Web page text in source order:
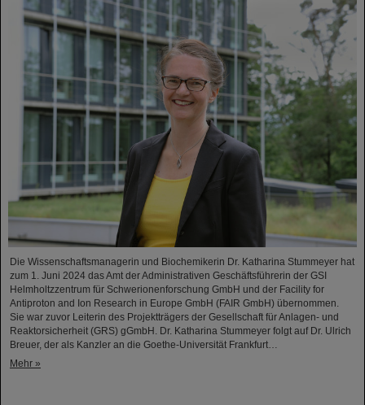
Die Wissenschaftsmanagerin und Biochemikerin Dr. Katharina Stummeyer hat
zum 1. Juni 2024 das Amt der Administrativen Geschäftsführerin der GSI
Helmholtzzentrum für Schwerionenforschung GmbH und der Facility for
Antiproton and Ion Research in Europe GmbH (FAIR GmbH) übernommen.
Sie war zuvor Leiterin des Projektträgers der Gesellschaft für Anlagen- und
Reaktorsicherheit (GRS) gGmbH. Dr. Katharina Stummeyer folgt auf Dr. Ulrich
Breuer, der als Kanzler an die Goethe-Universität Frankfurt…
Mehr »